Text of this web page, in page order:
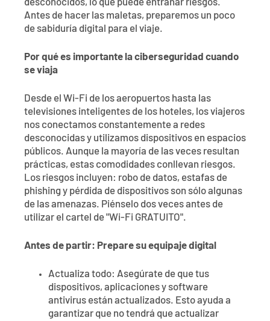
desconocidos, lo que puede entrañar riesgos.
Antes de hacer las maletas, preparemos un poco
de sabiduría digital para el viaje.
Por qué es importante la ciberseguridad cuando
se viaja
Desde el Wi-Fi de los aeropuertos hasta las
televisiones inteligentes de los hoteles, los viajeros
nos conectamos constantemente a redes
desconocidas y utilizamos dispositivos en espacios
públicos. Aunque la mayoría de las veces resultan
prácticas, estas comodidades conllevan riesgos.
Los riesgos incluyen: robo de datos, estafas de
phishing y pérdida de dispositivos son sólo algunas
de las amenazas. Piénselo dos veces antes de
utilizar el cartel de "Wi-Fi GRATUITO".
Antes de partir: Prepare su equipaje digital
Actualiza todo: Asegúrate de que tus
dispositivos, aplicaciones y software
antivirus están actualizados. Esto ayuda a
garantizar que no tendrá que actualizar